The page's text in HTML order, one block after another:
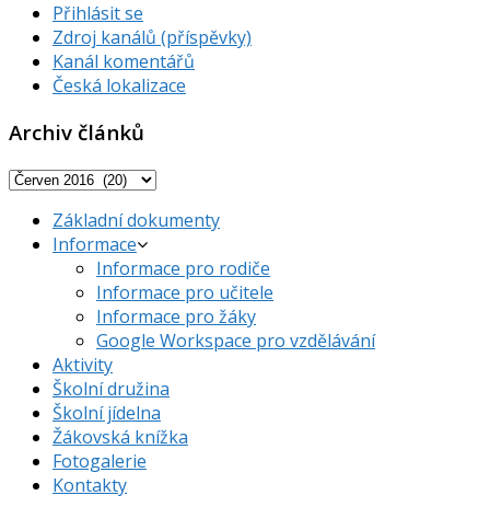
Přihlásit se
Zdroj kanálů (příspěvky)
Kanál komentářů
Česká lokalizace
Archiv článků
Archiv
Základní dokumenty
Informace
Informace pro rodiče
Informace pro učitele
Informace pro žáky
Google Workspace pro vzdělávání
Aktivity
Školní družina
Školní jídelna
Žákovská knížka
Fotogalerie
Kontakty